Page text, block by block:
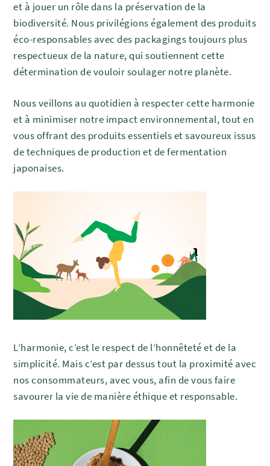
et à jouer un rôle dans la préservation de la
biodiversité. Nous privilégions également des produits
éco-responsables avec des packagings toujours plus
respectueux de la nature, qui soutiennent cette
détermination de vouloir soulager notre planète.
Nous veillons au quotidien à respecter cette harmonie
et à minimiser notre impact environnemental, tout en
vous offrant des produits essentiels et savoureux issus
de techniques de production et de fermentation
japonaises.
L’harmonie, c’est le respect de l’honnêteté et de la
simplicité. Mais c’est par dessus tout la proximité avec
nos consommateurs, avec vous, afin de vous faire
savourer la vie de manière éthique et responsable.